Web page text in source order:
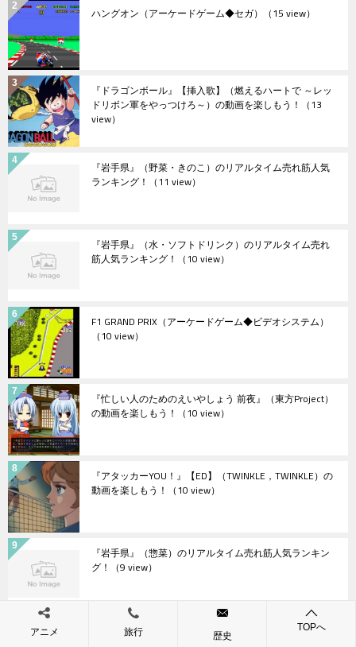
ハングオン（アーケードゲーム◆セガ） （15 view）
『ドラゴンボール』【挿入歌】（燃えるハートで ～レッ
ドリボン軍をやっつけろ～）の動画を楽しもう！ （13
view）
『岩手県』（野菜・きのこ）のリアルタイム売れ筋人気
ランキング！ （11 view）
『岩手県』（水・ソフトドリンク）のリアルタイム売れ
筋人気ランキング！ （10 view）
F1 GRAND PRIX（アーケードゲーム◆ビデオシステム）
（10 view）
『忙しい人のためのえいやしょう 前夜』（東方Project）
の動画を楽しもう！ （10 view）
『アタッカーYOU！』【ED】（TWINKLE，TWINKLE）の
動画を楽しもう！ （10 view）
『岩手県』（惣菜）のリアルタイム売れ筋人気ランキン
グ！ （9 view）
『岩手県』（米・雑穀）のリアルタイム売れ筋人気ラン
アニメ 旅行 歴史
TOPへ